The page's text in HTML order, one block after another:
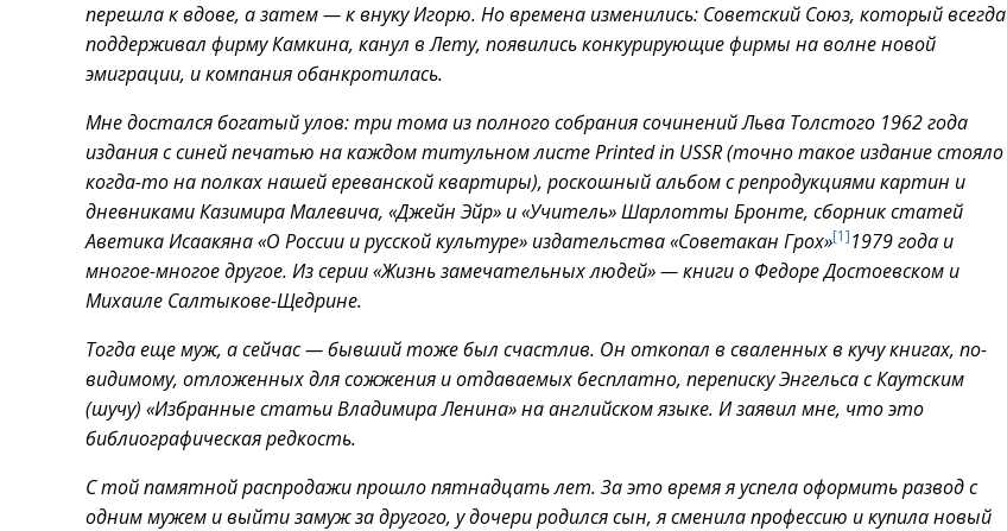
перешла к вдове, а затем — к внуку Игорю. Но времена изменились: Советский Союз, который всегда
поддерживал фирму Камкина, канул в Лету, появились конкурирующие фирмы на волне новой
эмиграции, и компания обанкротилась.
Мне достался богатый улов: три тома из полного собрания сочинений Льва Толстого 1962 года
издания с синей печатью на каждом титульном листе Printed in USSR (точно такое издание стояло
когда-то на полках нашей ереванской квартиры), роскошный альбом с репродукциями картин и
дневниками Казимира Малевича, «Джейн Эйр» и «Учитель» Шарлотты Бронте, сборник статей
Аветика Исаакяна «О России и русской культуре» издательства «Советакан Грох»[1]1979 года и
многое-многое другое. Из серии «Жизнь замечательных людей» — книги о Федоре Достоевском и
Михаиле Салтыкове-Щедрине.
Тогда еще муж, а сейчас — бывший тоже был счастлив. Он откопал в сваленных в кучу книгах, по-
видимому, отложенных для сожжения и отдаваемых бесплатно, переписку Энгельса с Каутским
(шучу) «Избранные статьи Владимира Ленина» на английском языке. И заявил мне, что это
библиографическая редкость.
С той памятной распродажи прошло пятнадцать лет. За это время я успела оформить развод с
одним мужем и выйти замуж за другого, у дочери родился сын, я сменила профессию и купила новый